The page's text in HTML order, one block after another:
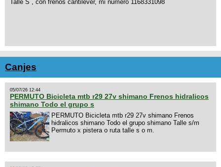
Talle S , con frenos cantilever, mi numero 1168331098
Canjes
05/07/26 12:44
PERMUTO Bicicleta mtb r29 27v shimano Frenos hidralicos
shimano Todo el grupo s
PERMUTO Bicicleta mtb r29 27v shimano Frenos
hidralicos shimano Todo el grupo shimano Talle s/m
Permuto x pistera o ruta talle s o m.